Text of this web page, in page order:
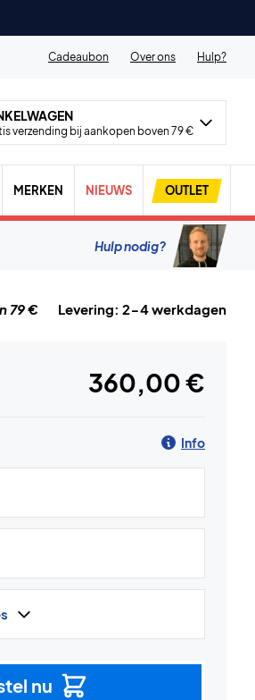
Cadeaubon Over ons Hulp?
verzending bij aankopen boven 79 €
MERKEN NIEUWS OUTLET
Hulp nodig?
79 € Levering: 2-4 werkdagen
360,00 €
Info
nu